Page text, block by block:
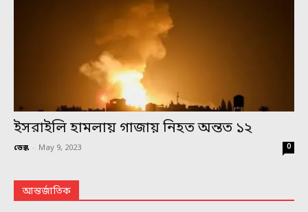
ইসরাইলি হামলায় গাজায় নিহত অন্তত ১২
ডেস্ক - May 9, 2023 0
আন্তর্জাতিক